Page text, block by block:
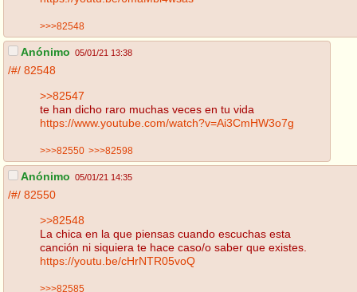
>>>82548
Anónimo 05/01/21 13:38
/#/ 82548
>>82547
te han dicho raro muchas veces en tu vida
https://www.youtube.com/watch?v=Ai3CmHW3o7g
>>>82550 >>>82598
Anónimo 05/01/21 14:35
/#/ 82550
>>82548
La chica en la que piensas cuando escuchas esta
canción ni siquiera te hace caso/o saber que existes.
https://youtu.be/cHrNTR05voQ
>>>82585